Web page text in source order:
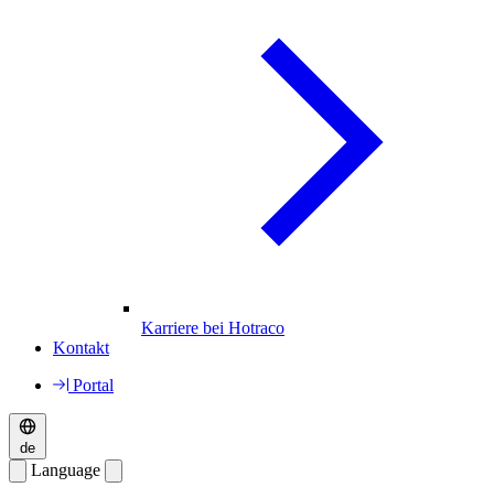
Karriere bei Hotraco
Kontakt
Portal
de
Language